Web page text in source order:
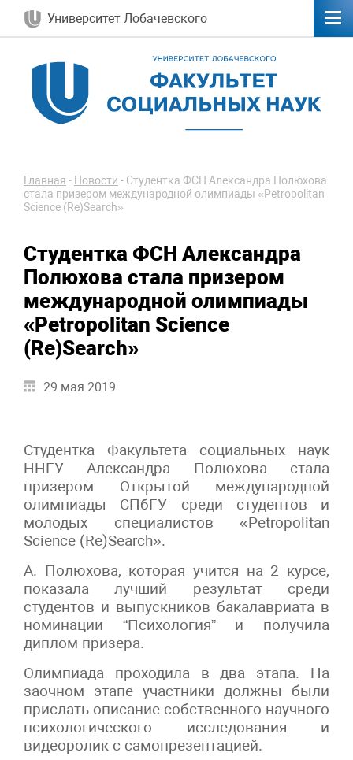
Университет Лобачевского
Главная - Новости - Студентка ФСН Александра Полюхова
стала призером международной олимпиады «Petropolitan
Science (Re)Search»
Студентка ФСН Александра
Полюхова стала призером
международной олимпиады
«Petropolitan Science
(Re)Search»
29 мая 2019
Студентка Факультета социальных наук
ННГУ Александра Полюхова стала
призером Открытой международной
олимпиады СПбГУ среди студентов и
молодых специалистов «Petropolitan
Science (Re)Search».
А. Полюхова, которая учится на 2 курсе,
показала лучший результат среди
студентов и выпускников бакалавриата в
номинации “Психология” и получила
диплом призера.
Олимпиада проходила в два этапа. На
заочном этапе участники должны были
прислать описание собственного научного
психологического исследования и
видеоролик с самопрезентацией.